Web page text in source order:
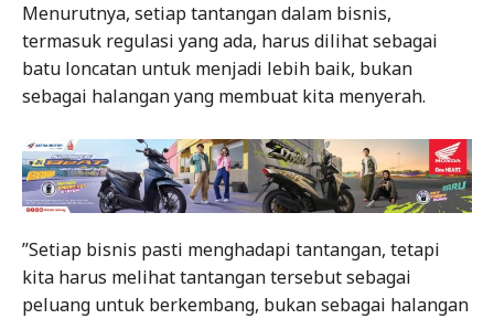
Menurutnya, setiap tantangan dalam bisnis,
termasuk regulasi yang ada, harus dilihat sebagai
batu loncatan untuk menjadi lebih baik, bukan
sebagai halangan yang membuat kita menyerah.
”Setiap bisnis pasti menghadapi tantangan, tetapi
kita harus melihat tantangan tersebut sebagai
peluang untuk berkembang, bukan sebagai halangan